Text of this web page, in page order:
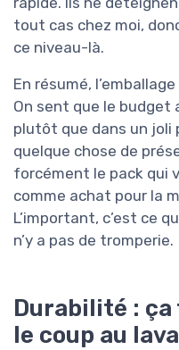
tout cas chez moi,
ce niveau-là.
En résumé,
On sent que le budget
plutôt que dans un joli
quelque chose de
forcément le pack qui
comme achat pour la
L’important, c’est ce
n’y a pas de tromperie.
Durabilité :
le coup au